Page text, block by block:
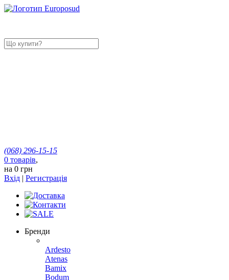
(068) 296-15-15
0 товарів,
на 0 грн
Вхід | Регистрація
Бренди
Ardesto
Atenas
Bamix
Bodum